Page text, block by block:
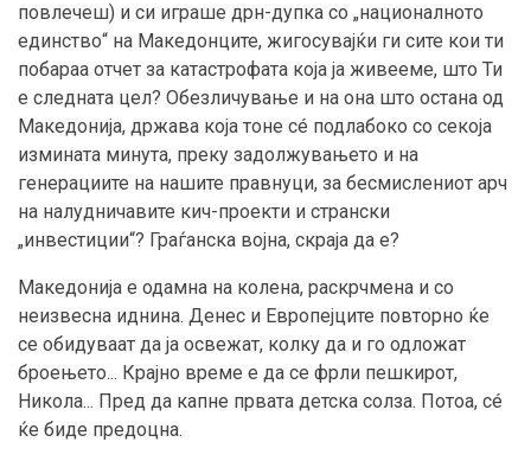
повлечеш) и си играше дрн-дупка со „националното
единство“ на Македонците, жигосувајќи ги сите кои ти
побараа отчет за катастрофата која ја живееме, што Ти
е следната цел? Обезличување и на она што остана од
Македонија, држава која тоне сé подлабоко со секоја
измината минута, преку задолжувањето и на
генерациите на нашите правнуци, за бесмислениот арч
на налудничавите кич-проекти и странски
„инвестиции“? Граѓанска војна, скраја да е?
Македонија е одамна на колена, раскрчмена и со
неизвесна иднина. Денес и Европејците повторно ќе
се обидуваат да ја освежат, колку да и го одложат
броењето... Крајно време е да се фрли пешкирот,
Никола... Пред да капне првата детска солза. Потоа, сé
ќе биде предоцна.